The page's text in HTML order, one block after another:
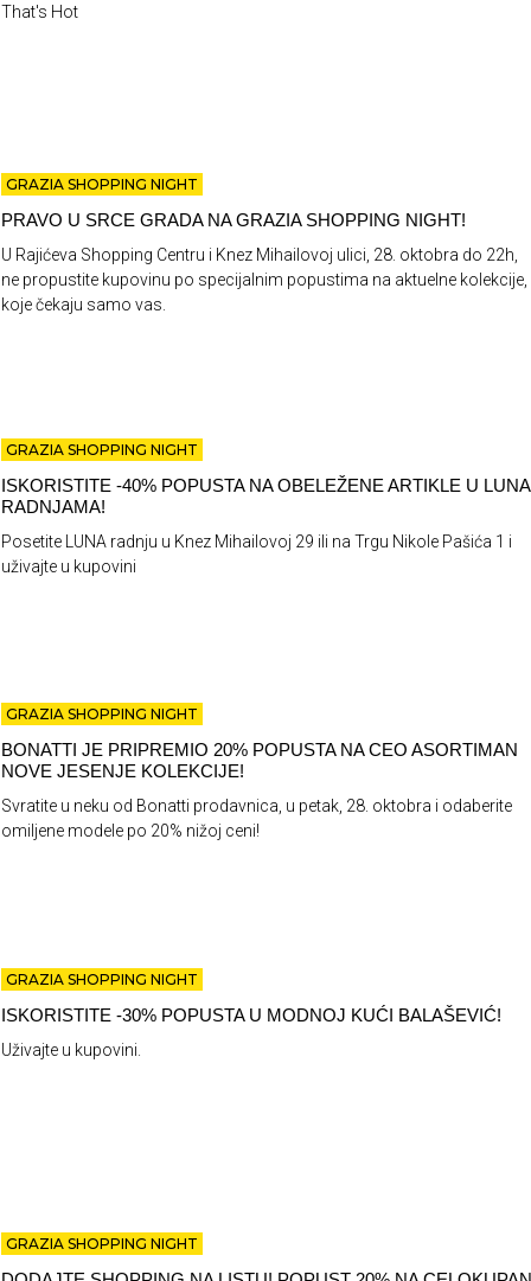
That's Hot
GRAZIA SHOPPING NIGHT
PRAVO U SRCE GRADA NA GRAZIA SHOPPING NIGHT!
U Rajićeva Shopping Centru i Knez Mihailovoj ulici, 28. oktobra do 22h,
ne propustite kupovinu po specijalnim popustima na aktuelne kolekcije,
koje čekaju samo vas.
GRAZIA SHOPPING NIGHT
ISKORISTITE -40% POPUSTA NA OBELEŽENE ARTIKLE U LUNA
RADNJAMA!
Posetite LUNA radnju u Knez Mihailovoj 29 ili na Trgu Nikole Pašića 1 i
uživajte u kupovini
GRAZIA SHOPPING NIGHT
BONATTI JE PRIPREMIO 20% POPUSTA NA CEO ASORTIMAN
NOVE JESENJE KOLEKCIJE!
Svratite u neku od Bonatti prodavnica, u petak, 28. oktobra i odaberite
omiljene modele po 20% nižoj ceni!
GRAZIA SHOPPING NIGHT
ISKORISTITE -30% POPUSTA U MODNOJ KUĆI BALAŠEVIĆ!
Uživajte u kupovini.
GRAZIA SHOPPING NIGHT